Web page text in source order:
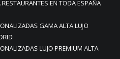
EN TODA ESPAÑA
GAMA ALTA LUJO
LUJO PREMIUM ALTA